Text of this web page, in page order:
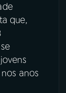
que,
anos